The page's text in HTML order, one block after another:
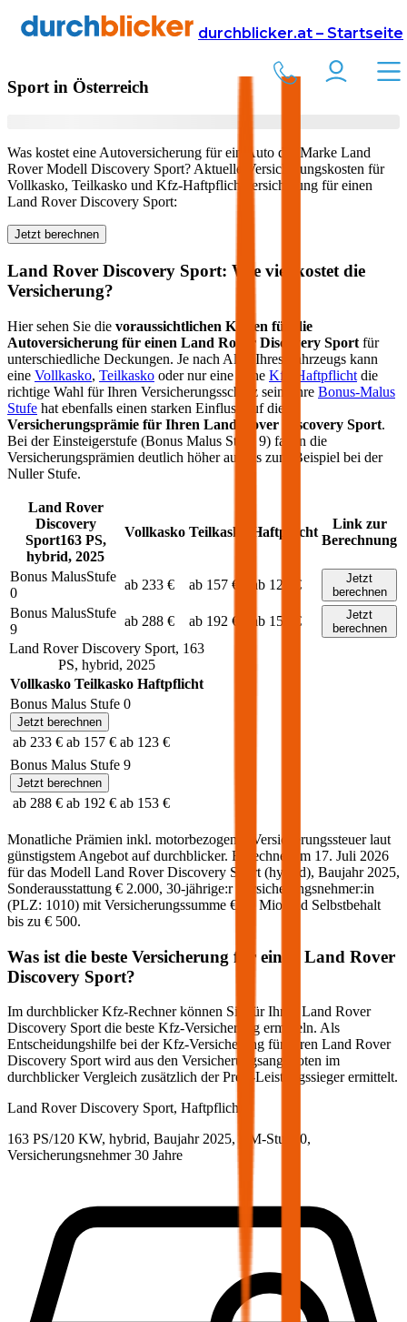
durchblicker.at – Startseite
Versicherung Autoversicherung Land Rover
Land Rover Discovery
Sport in Österreich
Was kostet eine Autoversicherung für ein Auto der Marke Land
RoverModell Discovery Sport? Aktuelle Versicherungskosten für
Vollkasko, Teilkasko und Kfz-Haftpflichtversicherung für einen
Land Rover Discovery Sport:
Jetzt berechnen
Land Rover Discovery Sport: Wie viel kostet die
Versicherung?
Hier sehen Sie die voraussichtlichen Kosten für die
Autoversicherung für einen Land Rover Discovery Sport für
unterschiedliche Deckungen. Je nach Alter Ihres Fahrzeugs kann
eine Vollkasko, Teilkasko oder nur eine reine Kfz-Haftpflicht die
richtige Wahl für Ihren Versicherungsschutz sein. Ihre Bonus-Malus
Stufe hat ebenfalls einen starken Einfluss auf die
Versicherungsprämie für Ihren Land Rover Discovery Sport.
Bei der Einsteigerstufe (Bonus Malus Stufe 9) fallen die
Versicherungsprämien deutlich höher aus als zum Beispiel bei der
Nuller Stufe.
Land Rover
Discovery
Sport163PS,
hybrid, 2025
Vollkasko Teilkasko Haftpflicht
Link zur
Berechnung
Bonus MalusStufe
0
ab 233 € ab 157 € ab 123 €
Jetzt
berechnen
Bonus MalusStufe
9
ab 288 € ab 192 € ab 153 €
Jetzt
berechnen
Land Rover Discovery Sport, 163
PS, hybrid, 2025
Vollkasko Teilkasko Haftpflicht
Bonus Malus Stufe 0
Jetzt berechnen
ab 233 € ab 157 € ab 123 €
Bonus Malus Stufe 9
Jetzt berechnen
ab 288 € ab 192 € ab 153 €
Monatliche Prämien inkl. motorbezogener Versicherungssteuer laut
günstigstem Angebot auf durchblicker. Berechnet am 17. Juli 2026
für das Modell Land Rover Discovery Sport (hybrid), Baujahr 2025,
Sonderausstattung € 2.000, 30-jährige:rVersicherungsnehmer:in
(PLZ: 1010) mit Versicherungssumme € 20 Mio und Selbstbehalt
bis zu € 500.
Was ist die beste Versicherung für einen Land Rover
Discovery Sport?
Im durchblicker Kfz-Rechner können Sie für Ihren Land Rover
Discovery Sport die beste Kfz-Versicherung ermitteln. Als
Entscheidungshilfe bei der Kfz-Versicherung für Ihren Land Rover
Discovery Sport wird aus den Versicherungsangeboten im
durchblicker Vergleich zusätzlich der Preis-Leistungssieger ermittelt.
Land RoverDiscovery Sport, Haftpflicht
163 PS/120 KW, hybrid, Baujahr 2025, BM-Stufe 0,
Versicherungsnehmer 30 Jahre